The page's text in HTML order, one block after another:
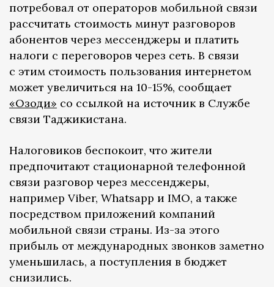
потребовал от операторов мобильной связи
рассчитать стоимость минут разговоров
абонентов через мессенджеры и платить
налоги с переговоров через сеть. В связи
с этим стоимость пользования интернетом
может увеличиться на 10-15%, сообщает
«Озоди» со ссылкой на источник в Службе
связи Таджикистана.
Налоговиков беспокоит, что жители
предпочитают стационарной телефонной
связи разговор через мессенджеры,
например Viber, Whatsapp и IMO, а также
посредством приложений компаний
мобильной связи страны. Из-за этого
прибыль от международных звонков заметно
уменьшилась, а поступления в бюджет
снизились.